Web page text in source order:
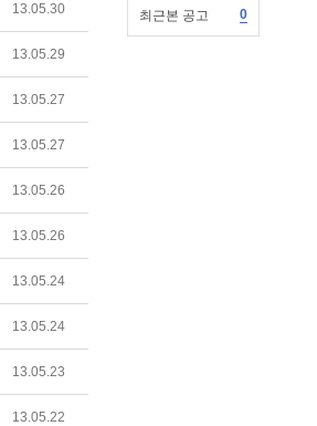
최근본 공고 0
13.05.30
13.05.29
13.05.27
13.05.27
13.05.26
13.05.26
13.05.24
13.05.24
13.05.23
13.05.22